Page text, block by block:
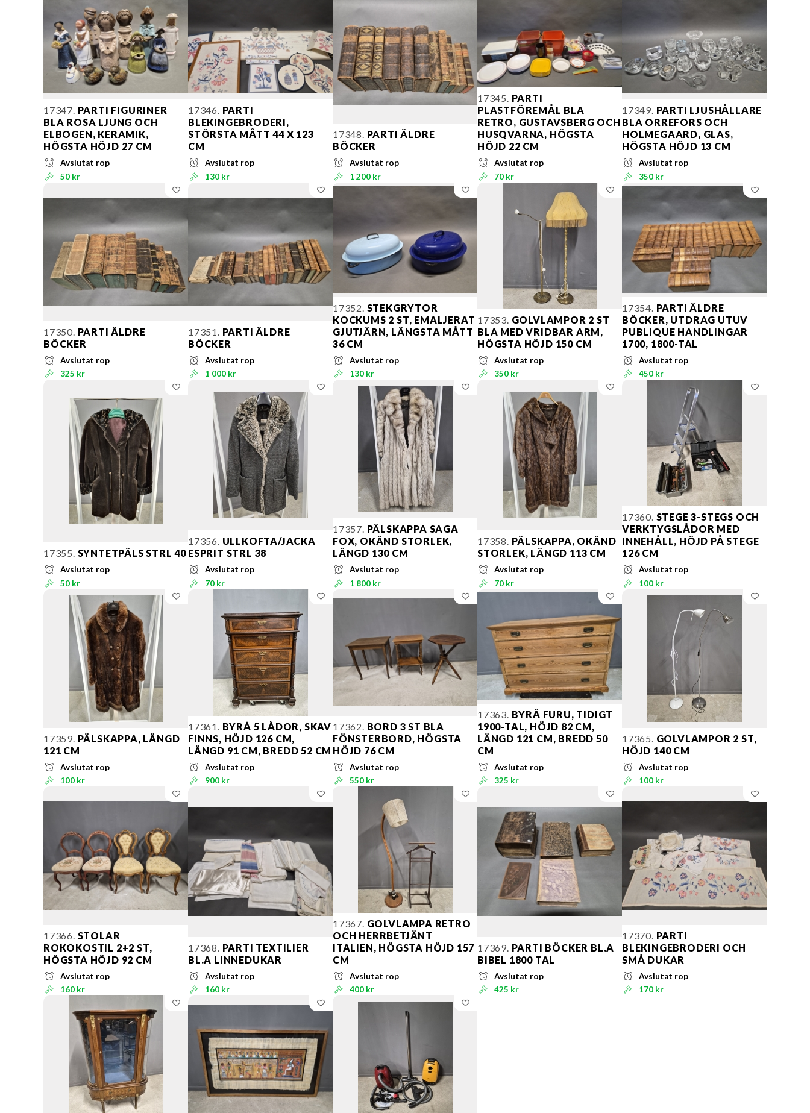
17347. PARTI FIGURINER
BLA ROSA LJUNG OCH
ELBOGEN, KERAMIK,
HÖGSTA HÖJD 27 CM
Avslutat rop
50 kr
17346. PARTI
BLEKINGEBRODERI,
STÖRSTA MÅTT 44 X 123
CM
Avslutat rop
130 kr
17348. PARTI ÄLDRE
BÖCKER
Avslutat rop
1 200 kr
17345. PARTI
PLASTFÖREMÅL BLA
RETRO, GUSTAVSBERG OCH
HUSQVARNA, HÖGSTA
HÖJD 22 CM
Avslutat rop
70 kr
17349. PARTI LJUSHÅLLARE
BLA ORREFORS OCH
HOLMEGAARD, GLAS,
HÖGSTA HÖJD 13 CM
Avslutat rop
350 kr
17350. PARTI ÄLDRE
BÖCKER
Avslutat rop
325 kr
17351.
PARTI ÄLDRE
BÖCKER
Avslutat rop
1 000 kr
17352. STEKGRYTOR
KOCKUMS 2 ST, EMALJERAT
GJUTJÄRN, LÄNGSTA MÅTT
36 CM
Avslutat rop
130 kr
17353. GOLVLAMPOR 2 ST
BLA MED VRIDBAR ARM,
HÖGSTA HÖJD 150 CM
Avslutat rop
350 kr
17354. PARTI ÄLDRE
BÖCKER, UTDRAG UTUV
PUBLIQUE HANDLINGAR
1700, 1800-TAL
Avslutat rop
450 kr
17355. SYNTETPÄLS STRL 40
Avslutat rop
50 kr
17356. ULLKOFTA/JACKA
ESPRIT STRL 38
Avslutat rop
70 kr
17357. PÄLSKAPPA SAGA
FOX, OKÄND STORLEK,
LÄNGD 130 CM
Avslutat rop
1 800 kr
17358. PÄLSKAPPA, OKÄND
STORLEK, LÄNGD 113 CM
Avslutat rop
70 kr
17360. STEGE 3-STEGS OCH
VERKTYGSLÅDOR MED
INNEHÅLL, HÖJD PÅ STEGE
126 CM
Avslutat rop
100 kr
17359. PÄLSKAPPA, LÄNGD
121 CM
Avslutat rop
100 kr
17361.
BYRÅ 5 LÅDOR, SKAV
FINNS, HÖJD 126 CM,
LÄNGD 91 CM, BREDD 52 CM
Avslutat rop
900 kr
17362. BORD 3 ST BLA
FÖNSTERBORD, HÖGSTA
HÖJD 76 CM
Avslutat rop
550 kr
17363. BYRÅ FURU, TIDIGT
1900-TAL, HÖJD 82 CM,
LÄNGD 121 CM, BREDD 50
CM
Avslutat rop
325 kr
17365. GOLVLAMPOR 2 ST,
HÖJD 140 CM
Avslutat rop
100 kr
17366. STOLAR
ROKOKOSTIL 2+2 ST,
HÖGSTA HÖJD 92 CM
Avslutat rop
160 kr
17368. PARTI TEXTILIER
BL.A LINNEDUKAR
Avslutat rop
160 kr
17367. GOLVLAMPA RETRO
OCH HERRBETJÄNT
ITALIEN, HÖGSTA HÖJD 157
CM
Avslutat rop
400 kr
17369. PARTI BÖCKER BL.A
BIBEL 1800 TAL
Avslutat rop
425 kr
17370. PARTI
BLEKINGEBRODERI OCH
SMÅ DUKAR
Avslutat rop
170 kr